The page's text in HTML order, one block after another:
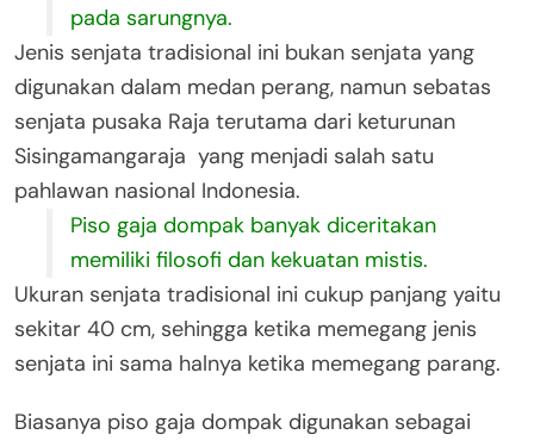
pada sarungnya.
Jenis senjata tradisional ini bukan senjata yang
digunakan dalam medan perang, namun sebatas
senjata pusaka Raja terutama dari keturunan
Sisingamangaraja yang menjadi salah satu
pahlawan nasional Indonesia.
Piso gaja dompak banyak diceritakan
memiliki filosofi dan kekuatan mistis.
Ukuran senjata tradisional ini cukup panjang yaitu
sekitar 40 cm, sehingga ketika memegang jenis
senjata ini sama halnya ketika memegang parang.
Biasanya piso gaja dompak digunakan sebagai